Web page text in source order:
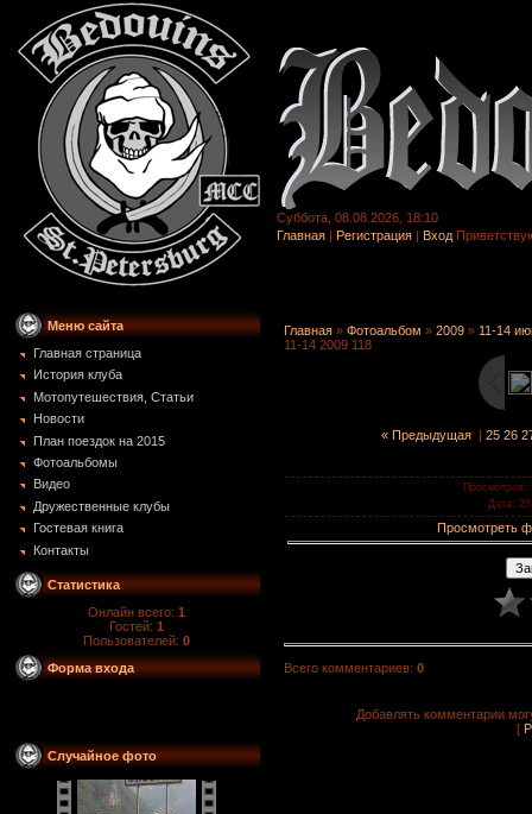
Суббота, 08.08.2026, 18:10
Главная | Регистрация | Вход
Меню сайта
Главная страница
История клуба
Мотопутешествия, Статьи
Новости
План поездок на 2015
Фотоальбомы
Видео
Дружественные клубы
Гостевая книга
Контакты
Статистика
Онлайн всего: 1
Гостей: 1
Пользователей: 0
Форма входа
Случайное фото
Главная » Фотоальбом » 2009 » 11-14
11-14 2009 118
« Предыдущая| 25 26
Просмотров:
Дата:
Просмотреть
Всего комментариев: 0
Добавлять комментарии
[